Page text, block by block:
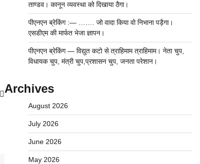
ताण्डव। कानून व्यवस्था को दिखाया ठैगा।
पीएनएन ब्रेकिंग :— ……. जो वादा किया वो निभाना पड़ैगा।
एसडीएम की मार्फत भेजा ज्ञापन।
पीएनएन ब्रेकिंग — विद्युत कटो से त्राहिमाम त्राहिमाम। नेता चुप,
विधायक चुप, मंत्री चुप,प्रशासन चुप, जनता परेशान।
Archives
August 2026
July 2026
June 2026
May 2026